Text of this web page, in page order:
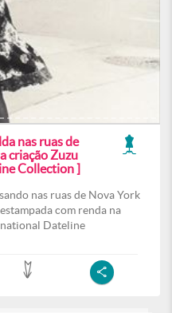
nas ruas de
criação Zuzu
Collection ]
nas ruas de Nova York
com renda na
Dateline